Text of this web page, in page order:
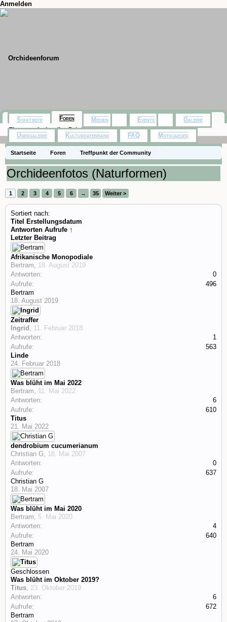
Anmelden
Startseite Foren Treffpunkt der Community
Orchideenfotos (Naturformen)
1 2 3 4 5 6 → 35 Weiter >
Sortiert nach:
Titel
Erstellungsdatum
Antworten Aufrufe ↑
Letzter Beitrag
Afrikanische Monopodiale
Bertram, 18. August 2019
Antworten:
0
Aufrufe:
496
Bertram
18. August 2019
Zeitraffer
Ingrid , 11. Februar 2018
Antworten:
1
Aufrufe:
563
Linde
24. Februar 2018
Was blüht im Mai 2022
Bertram, 11. Mai 2022
Antworten:
6
Aufrufe:
610
Titus
21. Mai 2022
dendrobium cucumerianum
Christian G, 18. Mai 2007
Antworten:
0
Aufrufe:
637
Christian G
18. Mai 2007
Was blüht im Mai 2020
Bertram, 5. Mai 2020
Antworten:
4
Aufrufe:
640
Bertram
24. Mai 2020
Geschlossen
Was blüht im Oktober 2019?
Titus, 23. Oktober 2019
Antworten:
6
Aufrufe:
672
Bertram
Startseite Foren
Themen mit aktuellen Beiträgen
Medien Events Galerie
Usergalerie Kulturdatenbank FAQ Motivjaeger